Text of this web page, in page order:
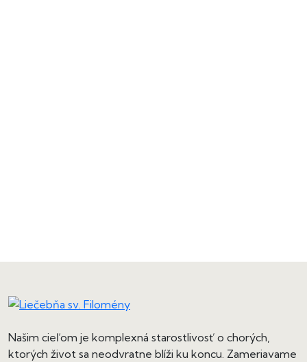
Našim cieľom je komplexná starostlivosť o chorých,
ktorých život sa neodvratne blíži ku koncu. Zameriavame